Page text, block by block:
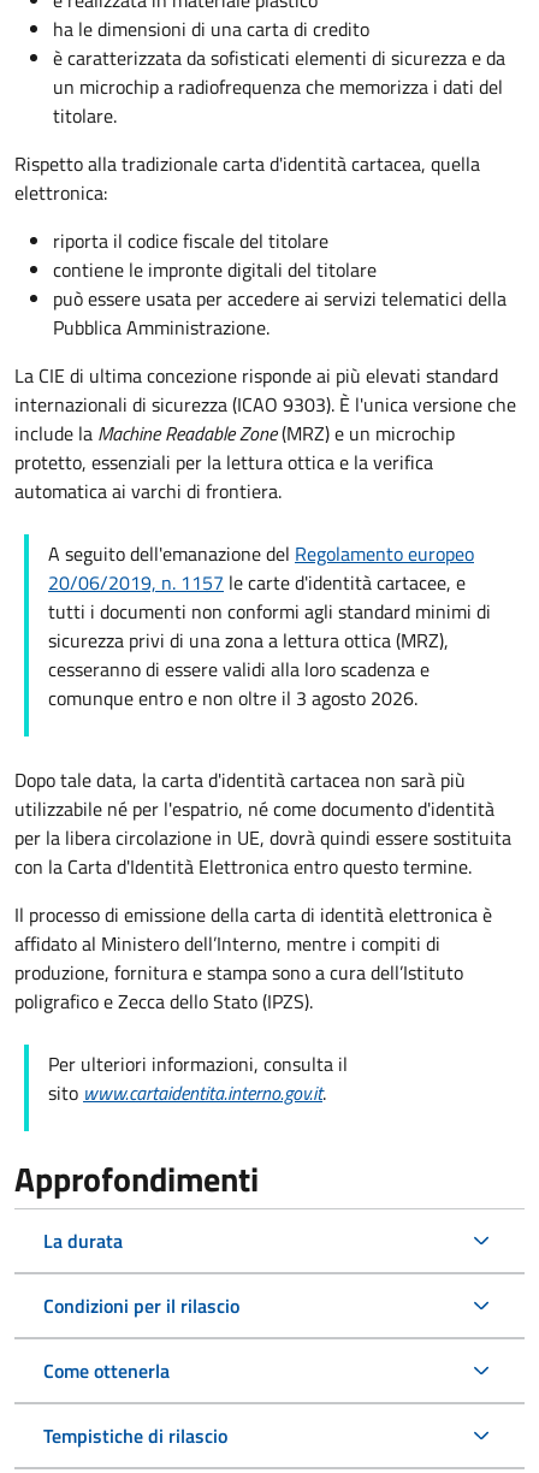
ha le dimensioni di una carta di credito
è caratterizzata da sofisticati elementi di sicurezza e da
un microchip a radiofrequenza che memorizza i dati del
titolare.
Rispetto alla tradizionale carta d'identità cartacea, quella
elettronica:
riporta il codice fiscale del titolare
contiene le impronte digitali del titolare
può essere usata per accedere ai servizi telematici della
Pubblica Amministrazione.
La CIE di ultima concezione risponde ai più elevati standard
internazionali di sicurezza (ICAO 9303). È l'unica versione che
include la Machine Readable Zone(MRZ) e un microchip
protetto, essenziali per la lettura ottica e la verifica
automatica ai varchi di frontiera.
A seguito dell'emanazione del Regolamento europeo
20/06/2019, n. 1157 le carte d'identità cartacee, e
tutti i documenti non conformi agli standard minimi di
sicurezza privi di una zona a lettura ottica (MRZ),
cesseranno di essere validi alla loro scadenza e
comunque entro e non oltre il 3 agosto 2026.
Dopo tale data, la carta d'identità cartacea non sarà più
utilizzabile né per l'espatrio, né come documento d'identità
per la libera circolazione in UE, dovrà quindi essere sostituita
con la Carta d'Identità Elettronica entro questo termine.
Il processo di emissione della carta di identità elettronica è
affidato al Ministero dell’Interno, mentre i compiti di
produzione, fornitura e stampa sono a cura dell’Istituto
poligrafico e Zecca dello Stato (IPZS).
Per ulteriori informazioni, consulta il
sito www.cartaidentita.interno.gov.it.
Approfondimenti
La durata
Condizioni per il rilascio
Come ottenerla
Tempistiche di rilascio